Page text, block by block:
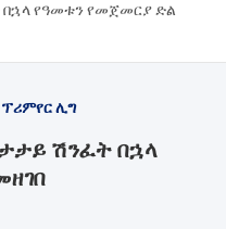
የዓመቱን የመጀመርያ ድል
ፕሪምየር ሊግ
ሽንፈት በኋላ